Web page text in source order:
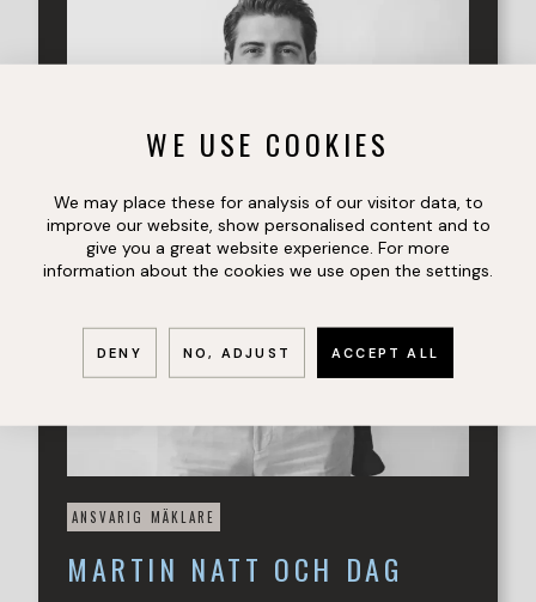
detta finns de båda kvalitativa golfbanorna Rya i
Rydebäck och Landskrona GK i Borstahusen inom 5
minuter med bil.
Med rustika och genomtänkta material har man verkligen
lyckats ta tillvara på möjligheterna att skapa ett
med "Country Club" känsla och ett härligt lugn mitt i de
vajande fälten!
ANSVARIG MÄKLARE
MARTIN NATT OCH DAG
WE USE COOKIES
We may place these for analysis of our visitor data, to
improve our website, show personalised content and to
give you a great website experience. For more
information about the cookies we use open the settings.
DENY NO, ADJUST ACCEPT ALL